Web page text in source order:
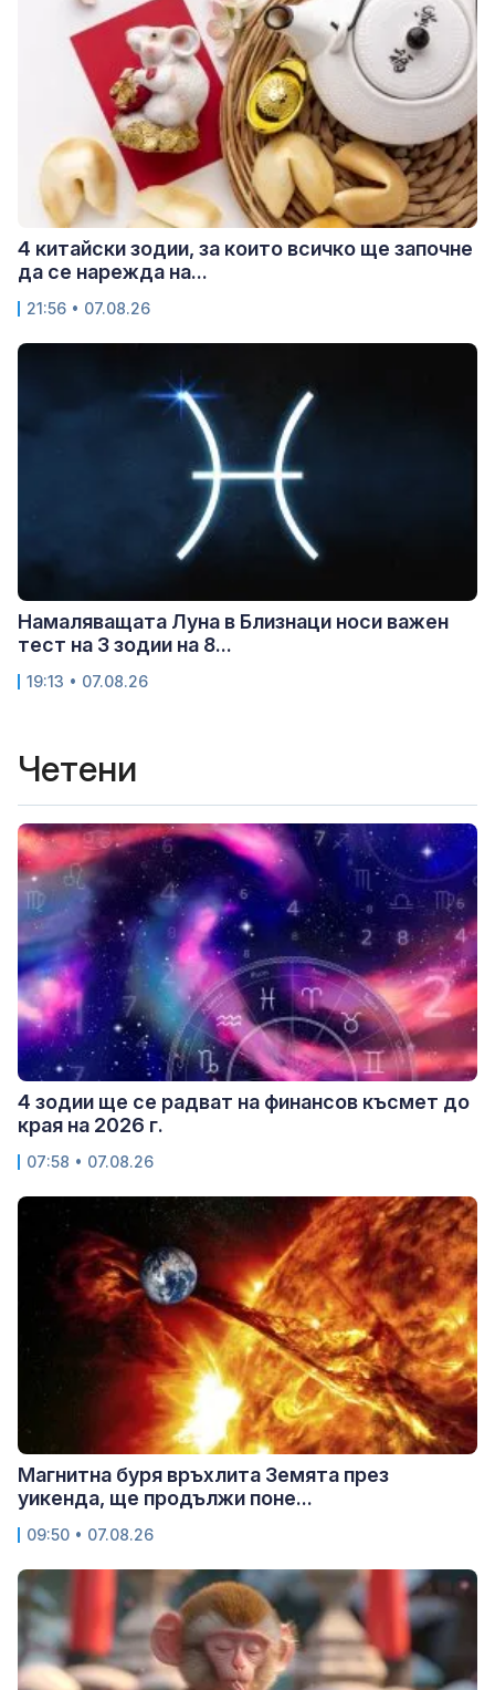
4 китайски зодии, за които всичко ще започне
да се нарежда на...
21:56 • 07.08.26
Намаляващата Луна в Близнаци носи важен
тест на 3 зодии на 8...
19:13 • 07.08.26
Четени
4 зодии ще се радват на финансов късмет до
края на 2026 г.
07:58 • 07.08.26
Магнитна буря връхлита Земята през
уикенда, ще продължи поне...
09:50 • 07.08.26